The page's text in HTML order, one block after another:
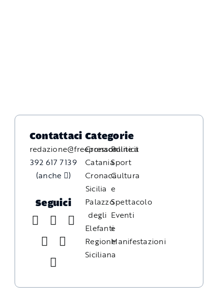
Contattaci
redazione@freepressonline.it
392 617 7139
(anche
)
Seguici
Categorie
Cronaca
Catania
Cronaca
Sicilia
Palazzo
degli
Elefanti
Regione
Siciliana
Politica
Sport
Cultura
e
Spettacolo
Eventi
e
Manifestazioni